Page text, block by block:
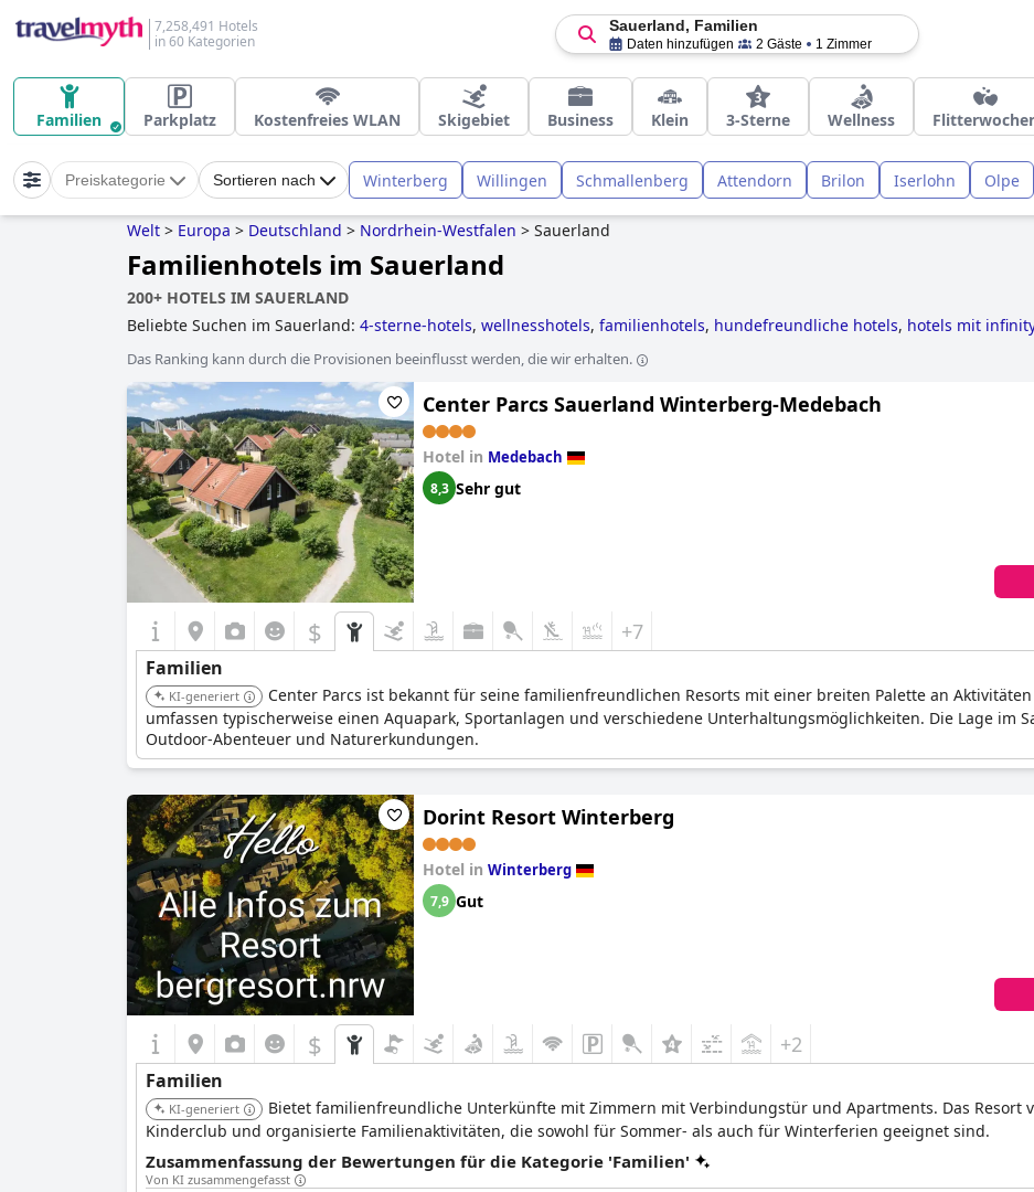
7,258,491 Hotels
in 60 Kategorien
Sauerland, Familien
Daten hinzufügen 2 Gäste 1 Zimmer
Familien Parkplatz Kostenfreies WLAN Skigebiet Business Klein 3-Sterne Wellness
Preiskategorie Sortieren nach Winterberg Willingen Schmallenberg Attendorn Brilon Iserlohn Olpe
Welt > Europa > Deutschland > Nordrhein-Westfalen > Sauerland
Familienhotels im Sauerland
200+ HOTELS IM SAUERLAND
Beliebte Suchen im Sauerland: 4-sterne-hotels, wellnesshotels, familienhotels, hundefreundliche hotels, hotels mit
Das Ranking kann durch die Provisionen beeinflusst werden, die wir erhalten.
Center Parcs Sauerland Winterberg-Medebach
Hotel in Medebach
8,3 Sehr gut
$ +7
Familien
KI-generiert
Center Parcs ist bekannt für seine familienfreundlichen Resorts mit einer breiten Palette an
umfassen typischerweise einen Aquapark, Sportanlagen und verschiedene Unterhaltungsmöglichkeiten. Die Lage im
Outdoor-Abenteuer und Naturerkundungen.
Dorint Resort Winterberg
Hotel in Winterberg
7,9 Gut
$ +2
Familien
KI-generiert
Bietet familienfreundliche Unterkünfte mit Zimmern mit Verbindungstür und Apartments. Das Resort
Kinderclub und organisierte Familienaktivitäten, die sowohl für Sommer- als auch für Winterferien geeignet sind.
Zusammenfassung der Bewertungen für die Kategorie 'Familien'
Von KI zusammengefasst